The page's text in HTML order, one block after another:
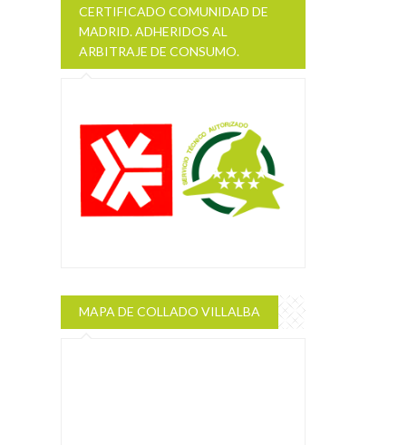
CERTIFICADO COMUNIDAD DE
MADRID. ADHERIDOS AL
ARBITRAJE DE CONSUMO.
MAPA DE COLLADO VILLALBA